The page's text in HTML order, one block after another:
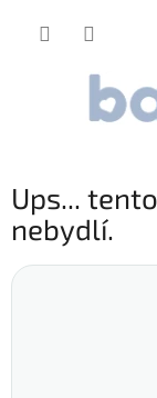
Ups...
nebydlí.